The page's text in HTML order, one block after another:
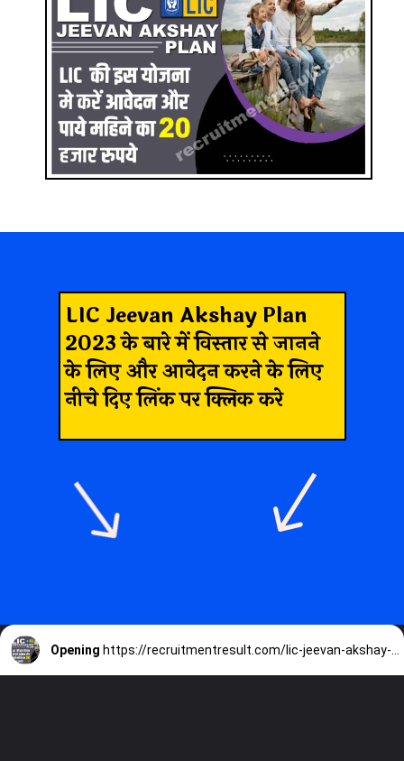
LIC Jeevan Akshay Plan
2023 के बारे में विस्तार से जानने
के लिए और आवेदन करने के लिए
नीचे दिए लिंक पर क्लिक करे
Opening https://recruitmentresult.com/lic-jeevan-akshay-plan-2023/